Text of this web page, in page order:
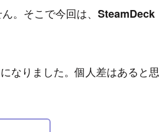
。そこで今回は、 SteamDeck
なりました。個人差はあると思